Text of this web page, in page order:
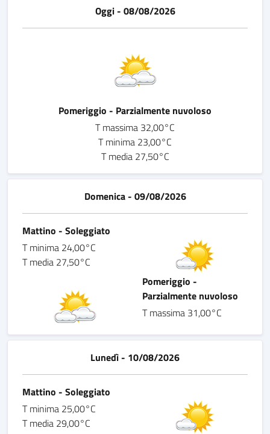
Oggi - 08/08/2026
Pomeriggio - Parzialmente nuvoloso
T massima 32,00°C
T minima 23,00°C
T media 27,50°C
Domenica - 09/08/2026
Mattino - Soleggiato
T minima 24,00°C
T media 27,50°C
Pomeriggio -
Parzialmente nuvoloso
T massima 31,00°C
Lunedì - 10/08/2026
Mattino - Soleggiato
T minima 25,00°C
T media 29,00°C